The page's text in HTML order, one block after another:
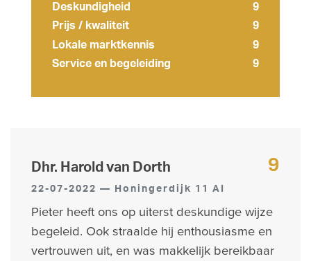
Deskundigheid
9
Prijs / kwaliteit
9
Lokale marktkennis
9
Service en begeleiding
9
Dhr. Harold van Dorth 9
22-07-2022 — Honingerdijk 11 AI
Pieter heeft ons op uiterst deskundige wijze
begeleid. Ook straalde hij enthousiasme en
vertrouwen uit, en was makkelijk bereikbaar